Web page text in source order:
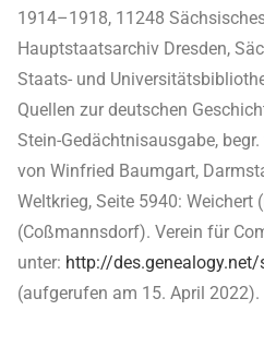
1914–1918, 11248
Hauptstaatsarchiv Dresden,
Staats- und
Quellen zur deutschen
Stein-Gedächtnisausgabe,
von Winfried Baumgart,
Weltkrieg, Seite 5940: Weichert
(Coßmannsdorf). Verein für
unter: http://
(aufgerufen am 15. April 2022).